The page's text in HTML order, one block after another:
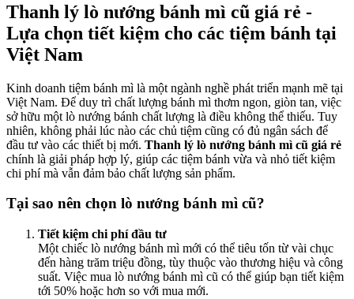
Thanh lý lò nướng bánh mì cũ giá rẻ -
Lựa chọn tiết kiệm cho các tiệm bánh tại
Việt Nam
Kinh doanh tiệm bánh mì là một ngành nghề phát triển mạnh mẽ tại
Việt Nam. Để duy trì chất lượng bánh mì thơm ngon, giòn tan, việc
sở hữu một lò nướng bánh chất lượng là điều không thể thiếu. Tuy
nhiên, không phải lúc nào các chủ tiệm cũng có đủ ngân sách để
đầu tư vào các thiết bị mới. Thanh lý lò nướng bánh mì cũ giá rẻ
chính là giải pháp hợp lý, giúp các tiệm bánh vừa và nhỏ tiết kiệm
chi phí mà vẫn đảm bảo chất lượng sản phẩm.
Tại sao nên chọn lò nướng bánh mì cũ?
Tiết kiệm chi phí đầu tư
Một chiếc lò nướng bánh mì mới có thể tiêu tốn từ vài chục
đến hàng trăm triệu đồng, tùy thuộc vào thương hiệu và công
suất. Việc mua lò nướng bánh mì cũ có thể giúp bạn tiết kiệm
tới 50% hoặc hơn so với mua mới.